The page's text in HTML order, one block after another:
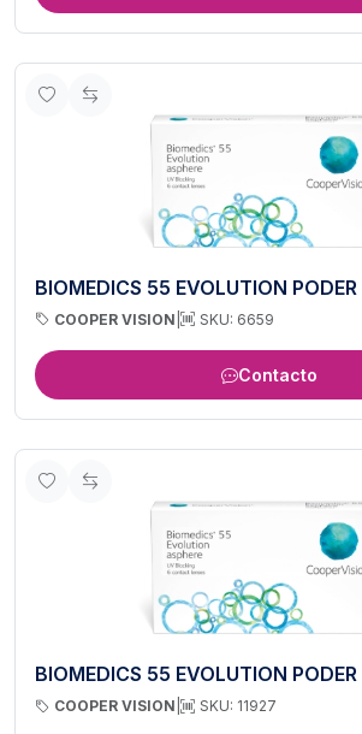
BIOMEDICS 55 EVOLUTION
COOPER VISION SKU: 6659
Contacto
BIOMEDICS 55 EVOLUTION
COOPER VISION SKU: 11927